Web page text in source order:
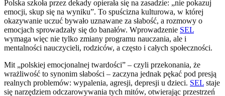
Polska szkoła przez dekady opierała się na zasadzie: „nie pokazuj
emocji, skup się na wyniku”. To spuścizna kulturowa, w której
okazywanie uczuć bywało uznawane za słabość, a rozmowy o
emocjach sprowadzały się do banałów. Wprowadzenie SEL
wymaga więc nie tylko zmiany programu nauczania, ale i
mentalności nauczycieli, rodziców, a często i całych społeczności.
Mit „polskiej emocjonalnej twardości” – czyli przekonania, że
wrażliwość to synonim słabości – zaczyna jednak pękać pod presją
realnych problemów: wypalenia, agresji, depresji u dzieci. SEL staje
się narzędziem odczarowywania tych mitów, otwierając przestrzeń